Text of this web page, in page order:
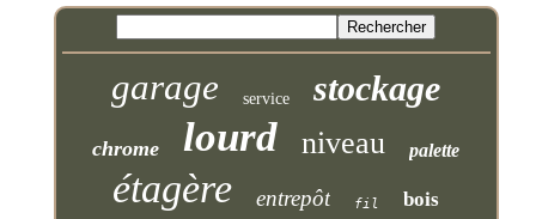
garage service stockage
chrome lourd niveau palette
étagère entrepôt fil bois